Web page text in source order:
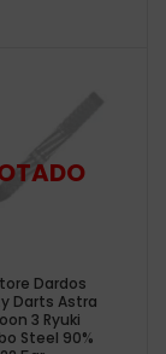
Dardos
Darts Astra
3 Ryuki
Steel 90%